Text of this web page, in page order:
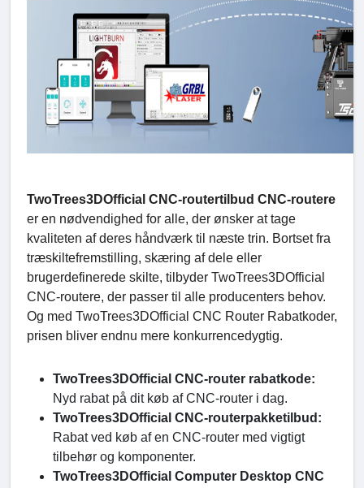
TwoTrees3DOfficial CNC-routertilbud CNC-routere
er en nødvendighed for alle, der ønsker at tage
kvaliteten af deres håndværk til næste trin. Bortset fra
træskiltefremstilling, skæring af dele eller
brugerdefinerede skilte, tilbyder TwoTrees3DOfficial
CNC-routere, der passer til alle producenters behov.
Og med TwoTrees3DOfficial CNC Router Rabatkoder,
prisen bliver endnu mere konkurrencedygtig.
TwoTrees3DOfficial CNC-router rabatkode:
Nyd rabat på dit køb af CNC-router i dag.
TwoTrees3DOfficial CNC-routerpakketilbud:
Rabat ved køb af en CNC-router med vigtigt
tilbehør og komponenter.
TwoTrees3DOfficial Computer Desktop CNC